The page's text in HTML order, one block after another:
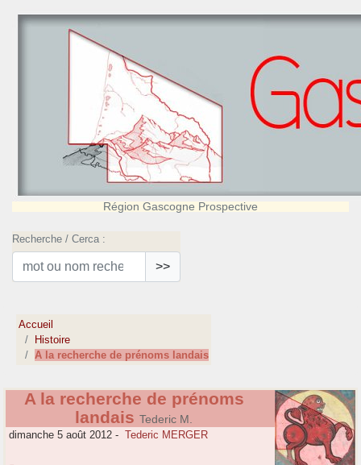
Région Gascogne Prospective
Recherche / Cerca :
>>
Accueil
Histoire
A la recherche de prénoms landais
A la recherche de prénoms
landais Tederic M.
dimanche 5 août 2012 - Tederic MERGER